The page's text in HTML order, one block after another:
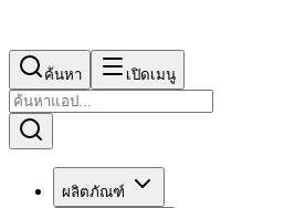
ค้นหา เปิดเมนู
ผลิตภัณฑ์